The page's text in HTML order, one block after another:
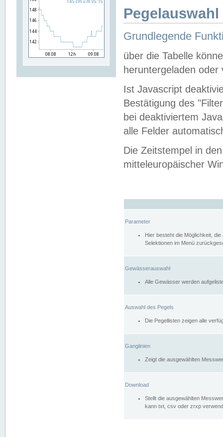
Grundlegende
über die Tabelle
heruntergeladen oder
Ist Javascript
Bestätigung des
bei deaktiviertem
alle Felder
Die Zeitstempel in
mitteleuropäischer
Parameter
Hier besteht die Möglichkeit,
Selektionen im Menü
Gewässerauswahl
Alle Gewässer werden
Auswahl des Pegels
Die Pegellisten zeigen alle
Ganglinien
Zeigt die ausgewählten
Download
Stellt die ausgewählten
kann txt, csv oder zrxp